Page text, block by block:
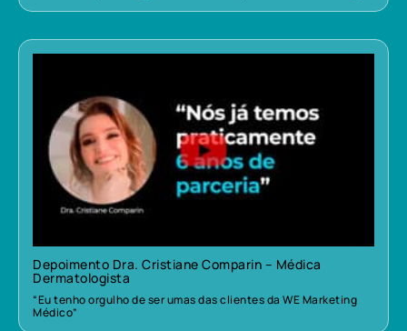
Depoimento Dra. Cristiane Comparin – Médica
Dermatologista
“Eu tenho orgulho de ser umas das clientes da WE Marketing
Médico”